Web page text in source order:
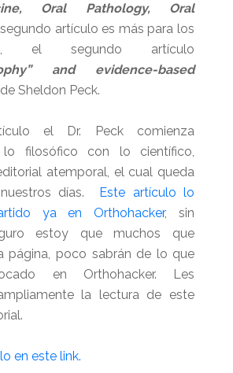
Oral Pathology, Oral
artículo es más para los
el segundo artículo
and evidence-based
de Sheldon Peck.
el Dr. Peck comienza
lo filosófico con lo científico,
atemporal, el cual queda
días. Este artículo lo
ya en Orthohacker, sin
estoy que muchos que
página, poco sabrán de lo que
en Orthohacker. Les
la lectura de este
en este link.